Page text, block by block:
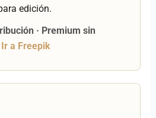
edición.
· Premium sin
Ir a Freepik